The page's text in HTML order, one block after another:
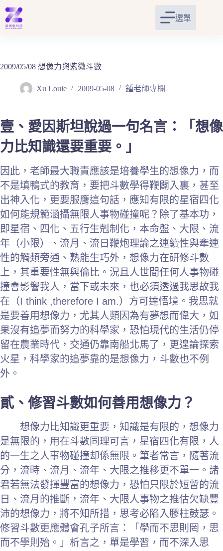
跳
至
主
容
選單
2009/05/08 想像力與紫微斗數
Xu Louie 2009-05-08 鍾老師專欄
壹、愛因斯坦說過一句名言：「想像
力比知識還要重要。」
因此，老師最大職責應該是培養學生的想像力，而
不是填鴨式的教育，要把斗數學得鞭闢入裏，甚至
出神入化，更要服膺這句話，應知有限的星宿四化
如何能規範涵攝無限人事物碰撞呢？除了基本功，
即星宿、四化、五行生剋制化，本命盤、大限、流
年（小限）、流月、流日鞭炮理論之連續性與牽連
性的觸類旁通、熟能生巧外，想像力在研修斗數
上，其重要性無與倫比。況且人世間任何人事物碰
撞會影響我人，當下或未來，也必須透過我思故我
在（I think ,therefore I am.）方可達悟境。我思就
是要善用想像力，尤其人類因為有夢想而偉大，如
果沒有追夢而努力的科學家，恐怕現代的生活仍停
留在農業時代，交通仍靠南船北馬了，更遑論探索
火星，科學家的追夢靠的是想像力，斗數也不例
外。
貳、修習斗數如何善用想像力？
想像力比知識更重要，知識是有限的，想像力
是無限的，用在斗數同理可言，星宿四化有限，人
的一生之人事物碰撞却係無限。筆者常言，隨著流
分，流時、流月、流年、大限之推移更不單一。諸
君若無法發揮豐富的想像力，恐怕只限於短暫的流
日、流月的推斷，流年、大限人事物之推估欠缺豐
沛的想像力，將不知所措，思考必陷入膠柱鼓瑟。
修習斗數更應體會孔子所言：「學而不思則罔，思
而不學則殆。」析言之，單是學習，而不深入思